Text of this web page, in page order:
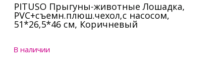
PITUSO Прыгуны-животные Лошадка,
PVC+съемн.плюш.чехол,с насосом,
51*26,5*46 см, Коричневый
В наличии